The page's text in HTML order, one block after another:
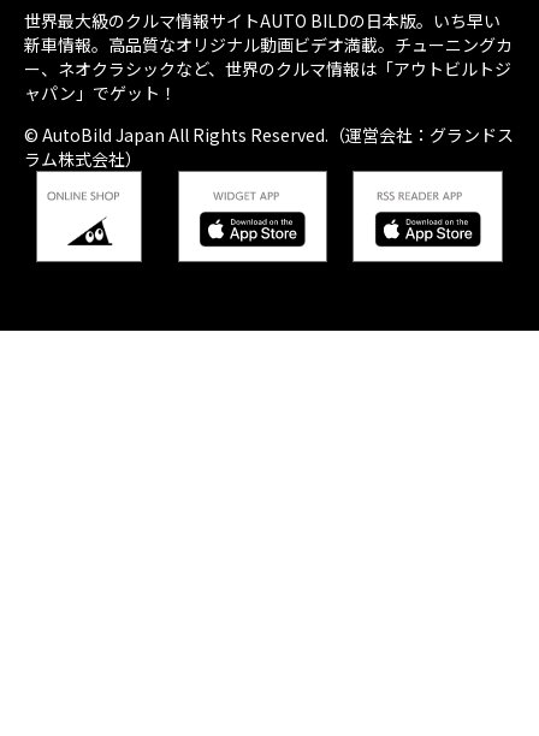
世界最大級のクルマ情報サイトAUTO BILDの日本版。いち早い
新車情報。高品質なオリジナル動画ビデオ満載。チューニングカ
ー、ネオクラシックなど、世界のクルマ情報は「アウトビルトジ
ャパン」でゲット！
© AutoBild Japan All Rights Reserved.（運営会社：グランドス
ラム株式会社）